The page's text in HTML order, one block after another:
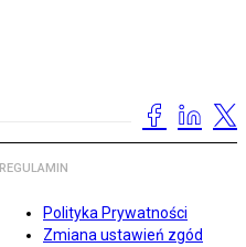
REGULAMIN
Polityka Prywatności
Zmiana ustawień zgód